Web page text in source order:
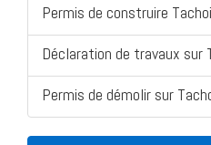
Permis de construire
Déclaration de travaux sur
Permis de démolir sur